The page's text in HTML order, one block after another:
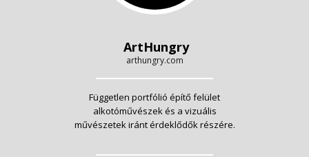
ArtHungry
arthungry.com
Független portfólió építő felület
alkotóművészek és a vizuális
művészetek iránt érdeklődők részére.